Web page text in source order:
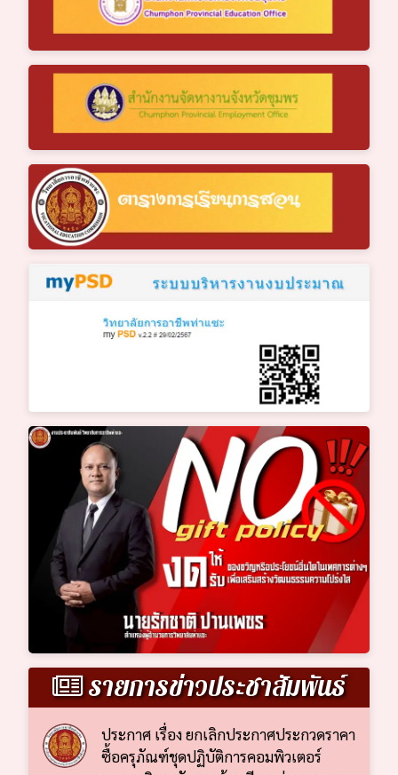
รายการข่าวประชาสัมพันธ์
ประกาศ เรื่อง ยกเลิกประกาศประกวดราคา
ซื้อครุภัณฑ์ชุดปฏิบัติการคอมพิวเตอร์